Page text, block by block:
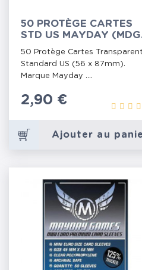
50 PROTÈGE CARTES
STD US MAYDAY
7076)
50 Protège Cartes Transparent
Standard US (56 x 87mm).
Marque Mayday ....
Prix
2,90 €
Ajouter au